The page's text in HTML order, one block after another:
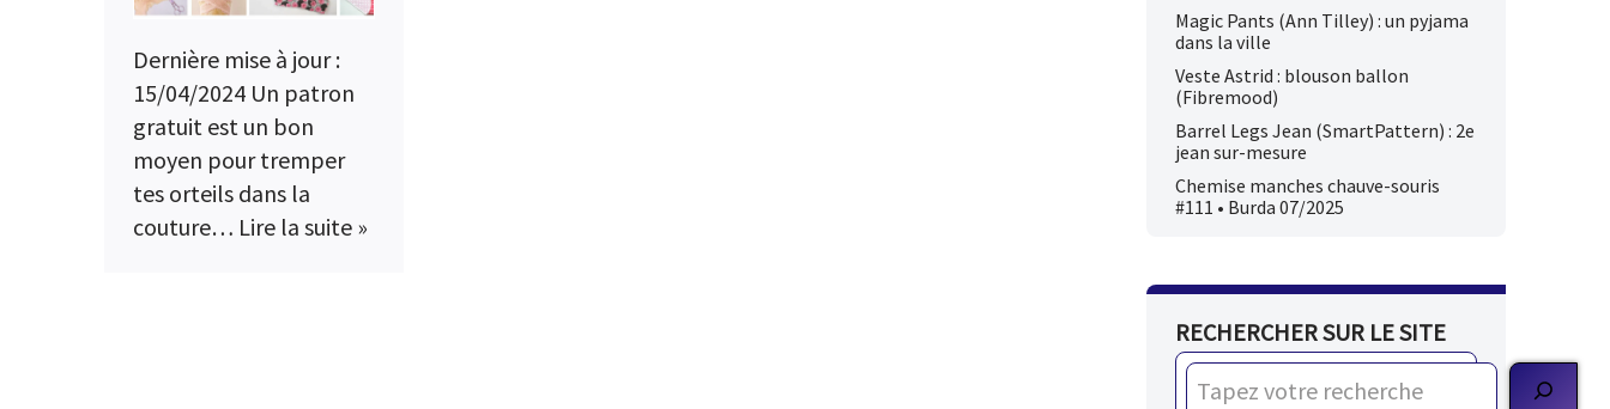
Dernière mise à jour :
15/04/2024 Un patron
gratuit est un bon
moyen pour tremper
tes orteils dans la
couture… Lire la suite »
Magic Pants (Ann Tilley) : un pyjama
dans la ville
Veste Astrid : blouson ballon
(Fibremood)
Barrel Legs Jean (SmartPattern) : 2e
jean sur-mesure
Chemise manches chauve-souris
#111 • Burda 07/2025
RECHERCHER SUR LE SITE